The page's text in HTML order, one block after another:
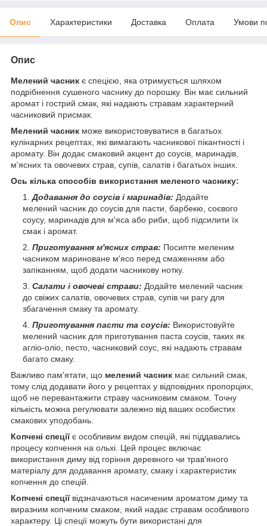
Опис Характеристики Доставка Оплата Умови
Опис
Мелений часник є спецією, яка отримується шляхом
подрібнення сушеного часнику до порошку. Він має сильний
аромат і гострий смак, які надають стравам характерний
часниковий присмак.
Мелений часник може використовуватися в багатьох
кулінарних рецептах, які вимагають часникової пікантності і
аромату. Він додає смаковий акцент до соусів, маринадів,
м'ясних та овочевих страв, супів, салатів і багатьох інших.
Ось кілька способів використання меленого часнику:
Додавання до соусів і маринадів: Додайте
мелений часник до соусів для пасти, барбекю, соєвого
соусу, маринадів для м'яса або риби, щоб підсилити їх
смак і аромат.
Приготування м'ясних страв: Посипте меленим
часником мариноване м'ясо перед смаженням або
запіканням, щоб додати часникову нотку.
Салати і овочеві страви: Додайте мелений часник
до свіжих салатів, овочевих страв, супів чи рагу для
збагачення смаку та аромату.
Приготування пасти та соусів: Використовуйте
мелений часник для приготування паста соусів, таких як
агліо-оліо, песто, часниковий соус, які надають стравам
багато смаку.
Важливо пам'ятати, що мелений часник має сильний смак,
тому слід додавати його у рецептах у відповідних пропорціях,
щоб не перевантажити страву часниковим смаком. Точну
кількість можна регулювати залежно від ваших особистих
смакових уподобань.
Копчені спеціїє особливим видом спецій, які піддавались
процесу копчення на ольхі. Цей процес включає
використання диму від горіння деревного чи трав'яного
матеріалу для додавання аромату, смаку і характеристик
копчення до спецій.
Копчені спеціївідзначаються насиченим ароматом диму та
виразним копченим смаком, який надає стравам особливого
характеру. Ці спеції можуть бути використані для